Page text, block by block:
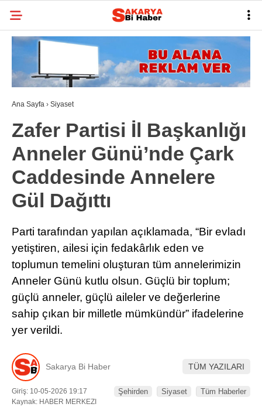
SAKARYA
VİDEO YAZARLAR
TARIHI ANLAYALIM
SAĞLIK
TEKNOLOJI
DÜNYADAN
SERVISLER
Ana Sayfa › Siyaset
Zafer Partisi İl Başkanlığı
Anneler Günü’nde Çark
Caddesinde Annelere
Gül Dağıttı
Parti tarafından yapılan açıklamada, “Bir evladı
yetiştiren, ailesi için fedakârlık eden ve
toplumun temelini oluşturan tüm annelerimizin
Anneler Günü kutlu olsun. Güçlü bir toplum;
güçlü anneler, güçlü aileler ve değerlerine
sahip çıkan bir milletle mümkündür” ifadelerine
yer verildi.
Sakarya Bi Haber TÜM YAZILARI
Giriş: 10-05-2026 19:17
Kaynak: HABER MERKEZI
Şehirden Siyaset Tüm Haberler